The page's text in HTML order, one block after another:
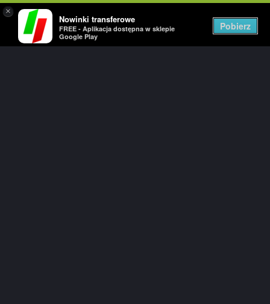
×
Nowinki transferowe
FREE - Aplikacja dostępna w sklepie
Google Play
Pobierz